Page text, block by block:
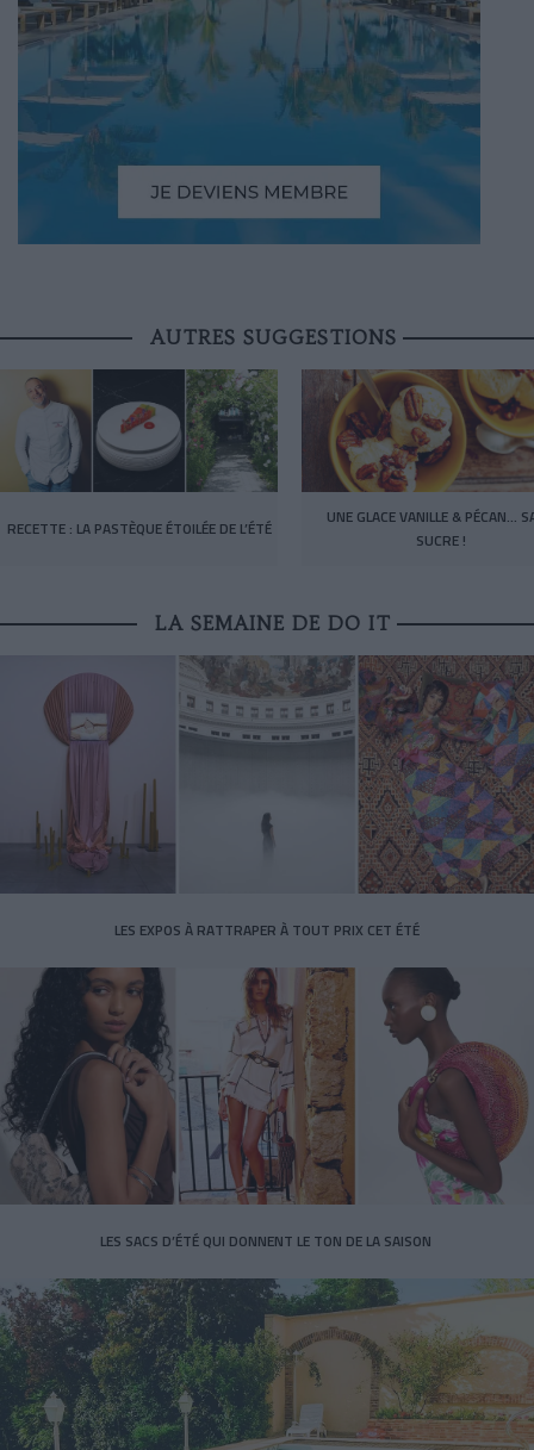
AUTRES SUGGESTIONS
RECETTE : LA PASTÈQUE ÉTOILÉE DE L’ÉTÉ
UNE GLACE VANILLE & PÉCAN…
SUCRE !
LA SEMAINE DE DO IT
LES EXPOS À RATTRAPER À TOUT PRIX CET ÉTÉ
LES SACS D’ÉTÉ QUI DONNENT LE TON DE LA SAISON